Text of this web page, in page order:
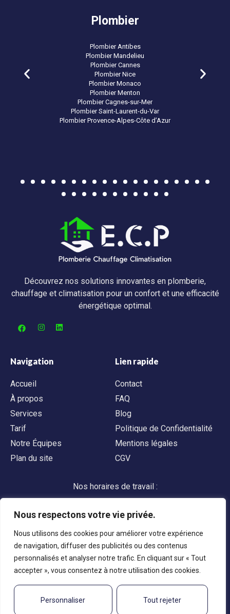
Nous respectons votre vie privée.
Nous utilisons des cookies pour améliorer votre expérience
de navigation, diffuser des publicités ou des contenus
personnalisés et analyser notre trafic. En cliquant sur « Tout
accepter », vous consentez à notre utilisation des cookies.
Personnaliser Tout rejeter
Découvrez nos solutions innovantes en plomberie,
chauffage et climatisation pour un confort et une efficacité
énergétique optimal.
Navigation
Accueil
À propos
Services
Tarif
Notre Équipes
Plan du site
Lien rapide
Contact
FAQ
Blog
Politique de Confidentialité
Mentions légales
CGV
Nos horaires de travail :
du Lundi au Samedi
9h00 - 17h00
Appelez-nous
Copyright © 2024 secutransac, Tous droits réservés.